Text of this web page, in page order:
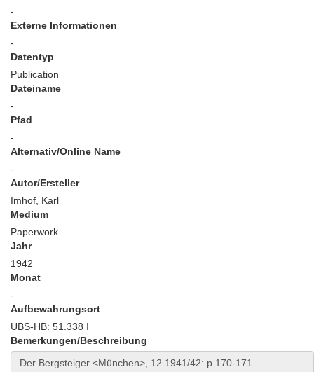
-
Externe Informationen
-
Datentyp
Publication
Dateiname
-
Pfad
-
Alternativ/Online Name
-
Autor/Ersteller
Imhof, Karl
Medium
Paperwork
Jahr
1942
Monat
-
Aufbewahrungsort
UBS-HB: 51.338 I
Bemerkungen/Beschreibung